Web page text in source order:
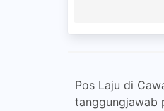
Pos Laju di
tanggungjawab